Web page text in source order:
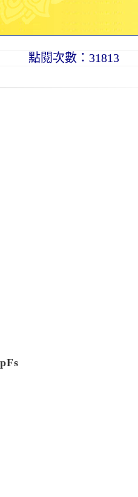
點閱次數：31813